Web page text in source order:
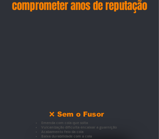
comprometer anos de reputação
❌ Sem o Fusor
Emenda com cola que solta
Vulcanização dificulta encaixar a guarnição
Acabamento feio da cola
Baixa durabilidade com a cola